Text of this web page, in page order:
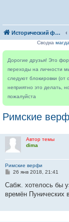
Исторический форум
Сводка
Дорогие друзья! Это
переходы на личности
следуют блокировки
неприятно это делать,
пожалуйста
Римские
Автор темы
dima
Римские верфи
С
о
щ
26 янв 2018, 21:41
Сабж. хотелось бы
времён Пунических